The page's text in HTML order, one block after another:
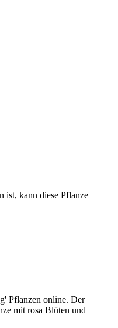
ist, kann diese Pflanze
Pflanzen online. Der
mit rosa Blüten und